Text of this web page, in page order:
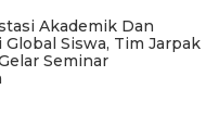
Akademik Dan
Siswa, Tim Jarpak
Seminar